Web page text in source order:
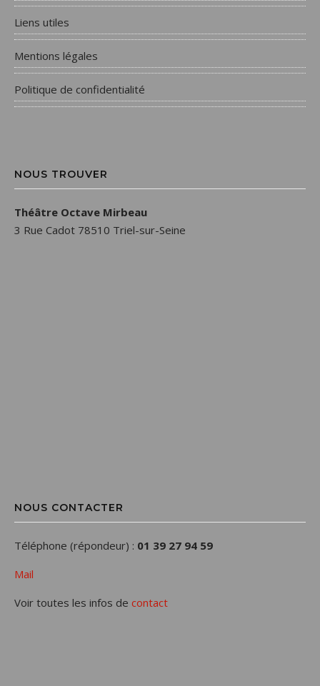
Liens utiles
Mentions légales
Politique de confidentialité
NOUS TROUVER
Théâtre Octave Mirbeau
3 Rue Cadot 78510 Triel-sur-Seine
NOUS CONTACTER
Téléphone (répondeur) : 01 39 27 94 59
Mail
Voir toutes les infos de contact